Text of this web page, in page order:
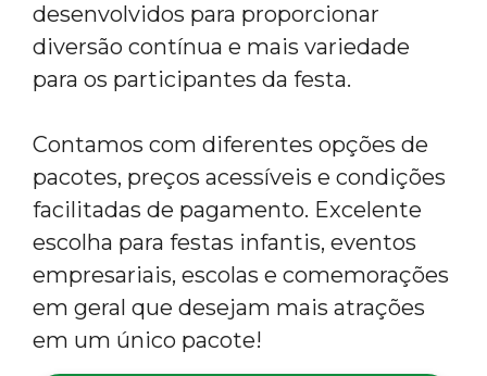
desenvolvidos para proporcionar
diversão contínua e mais variedade
para os participantes da festa.
Contamos com diferentes opções de
pacotes, preços acessíveis e condições
facilitadas de pagamento. Excelente
escolha para festas infantis, eventos
empresariais, escolas e comemorações
em geral que desejam mais atrações
em um único pacote!